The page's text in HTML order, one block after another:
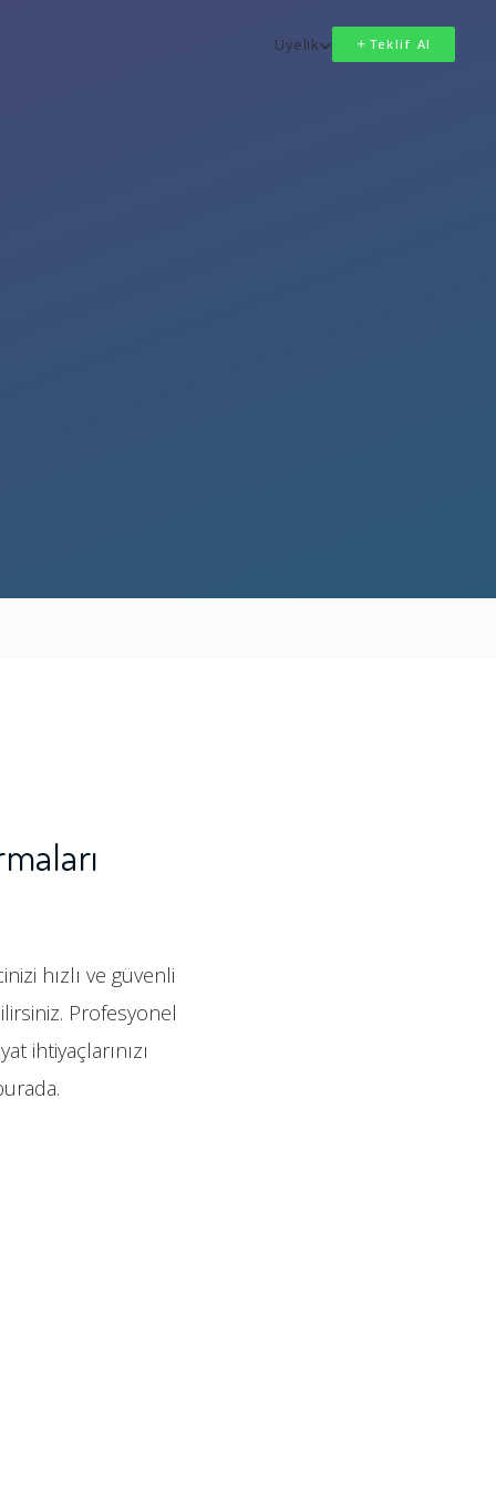
Üyelik Teklif Al
hızlı ve güvenli
Profesyonel
ihtiyaçlarınızı